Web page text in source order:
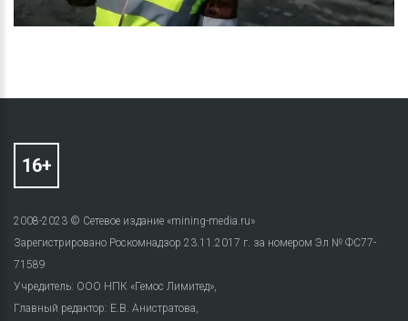
2008-2023 © Сетевое издание «mining-media.ru»
Зарегистрировано Роскомнадзор 23.11.2017 г. за номером Эл № ФС77-
71589
Учредитель: ООО НПК «Гемос Лимитед»,
Главный редактор: Е.В. Анистратова,